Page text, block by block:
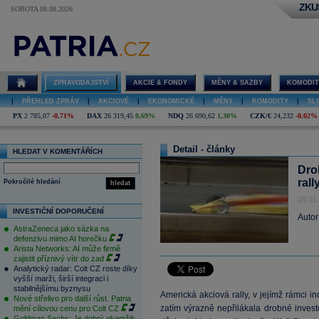
SOBOTA 08.08.2026
ZPRAVODAJSTVÍ AKCIE & FONDY MĚNY & SAZBY
PŘEHLED ZPRÁV AKCIOVÉ EKONOMICKÉ MĚNY KOMODITY
PX 2 785,07 -0,71% DAX 26 319,45 0,69% NDQ 26 690,62 1,30% CZK/€ 24,232 -0,02%
HLEDAT V KOMENTÁŘÍCH
hledat
Pokročilé hledání
INVESTIČNÍ DOPORUČENÍ
AstraZeneca jako sázka na
defenzivu mimo AI horečku
Arista Networks: AI může firmě
zajistit příznivý vítr do zad
Analytický radar: Colt CZ roste díky
vyšší marži, širší integraci i
stabilnějšímu byznysu
Nové střelivo pro další růst. Patria
mění cílovou cenu pro Colt CZ
Detail - články
Americká akciová rally, v jejímž rámci
zatím výrazně nepřilákala drobné